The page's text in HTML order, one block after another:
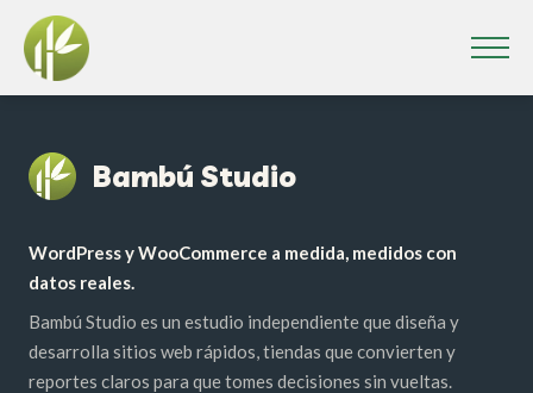
Bambú Studio
WordPress y WooCommerce a medida, medidos con
datos reales.
Bambú Studio es un estudio independiente que diseña y
desarrolla sitios web rápidos, tiendas que convierten y
reportes claros para que tomes decisiones sin vueltas.